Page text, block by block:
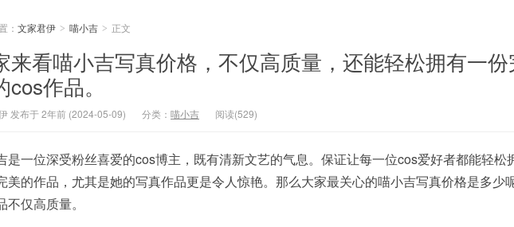
： 文家君伊 > 喵小吉 > 正文
来看喵小吉写真价格，不仅高质量，还能轻松拥有一份
cos作品。
发布于 2年前 (2024-05-09) 分类： 喵小吉 阅读(529)
是一位深受粉丝喜爱的cos博主，既有清新文艺的气息。保证让每一位cos爱好者都能轻松
美的作品，尤其是她的写真作品更是令人惊艳。那么大家最关心的喵小吉写真价格是多少
不仅高质量。